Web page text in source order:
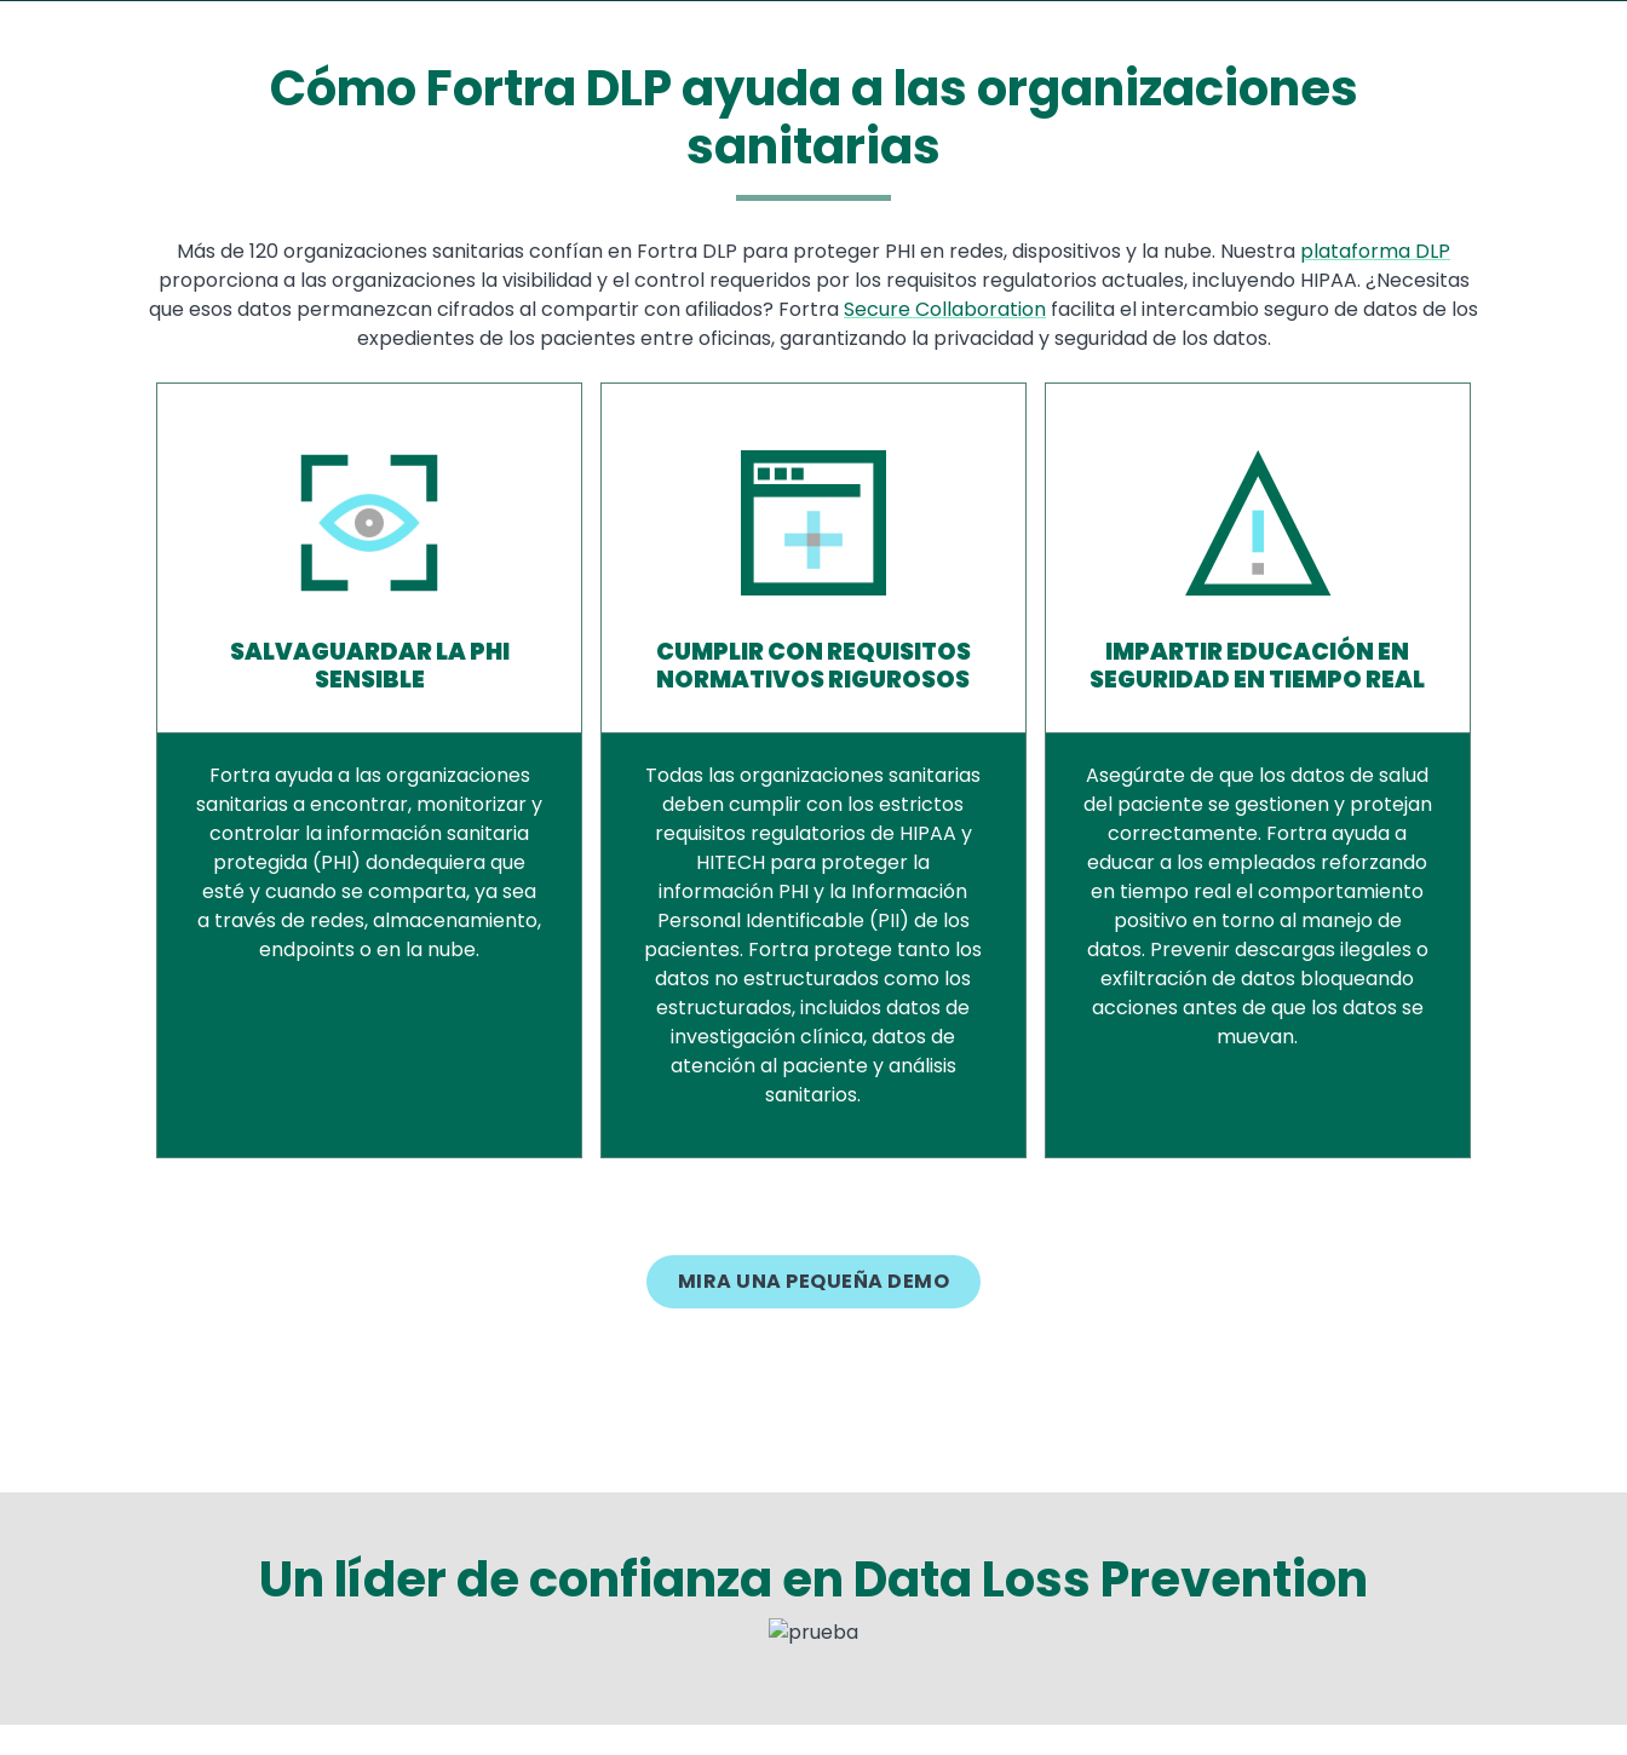
Cómo Fortra DLP ayuda a las organizaciones
sanitarias
Más de 120 organizaciones sanitarias confían en Fortra DLP para proteger PHI en redes, dispositivos y la nube. Nuestra plataforma DLP
proporciona a las organizaciones la visibilidad y el control requeridos por los requisitos regulatorios actuales, incluyendo HIPAA. ¿Necesitas
que esos datos permanezcan cifrados al compartir con afiliados? FortraSecure Collaboration facilita el intercambio seguro de datos de los
expedientes de los pacientes entre oficinas, garantizando la privacidad y seguridad de los datos.
SALVAGUARDAR LA PHI
SENSIBLE
Fortra ayuda a las organizaciones
sanitarias a encontrar, monitorizar y
controlar la información sanitaria
protegida (PHI) dondequiera que
esté y cuando se comparta, ya sea
a través de redes, almacenamiento,
endpoints o en la nube.
CUMPLIR CON REQUISITOS
NORMATIVOS RIGUROSOS
Todas las organizaciones sanitarias
deben cumplir con los estrictos
requisitos regulatorios de HIPAA y
HITECH para proteger la
información PHI y la Información
Personal Identificable (PII) de los
pacientes. Fortra protege tanto los
datos no estructurados como los
estructurados, incluidos datos de
investigación clínica, datos de
atención al paciente y análisis
sanitarios.
IMPARTIR EDUCACIÓN EN
SEGURIDAD EN TIEMPO REAL
Asegúrate de que los datos de salud
del paciente se gestionen y protejan
correctamente. Fortra ayuda a
educar a los empleados reforzando
en tiempo real el comportamiento
positivo en torno al manejo de
datos. Prevenir descargas ilegales o
exfiltración de datos bloqueando
acciones antes de que los datos se
muevan.
MIRA UNA PEQUEÑA DEMO
Un líder de confianza en Data Loss Prevention